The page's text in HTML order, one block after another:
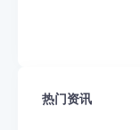
热门资讯